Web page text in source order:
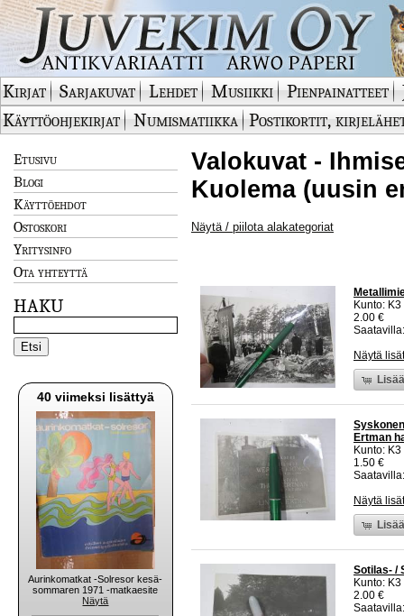
Kirjat Sarjakuvat Lehdet Musiikki Pienpainatteet
Käyttöohjekirjat
Numismatiikka Postikortit,
Etusivu
Blogi
Käyttöehdot
Ostoskori
Yritysinfo
Ota yhteyttä
HAKU
40 viimeksi lisättyä
Aurinkomatkat -Solresor kesä-
sommaren 1971 -matkaesite
Näytä
Valokuvat -
Kuolema (uusin
Näytä / piilota alakategoriat
Kunto:
2.00 €
Näytä
Ertman
Kunto:
1.50 €
Näytä
Sotilas- /
Kunto:
2.00 €